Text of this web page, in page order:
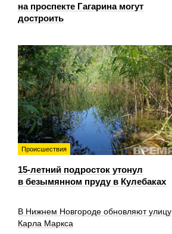
на проспекте Гагарина могут
достроить
Происшествия
15-летний подросток утонул
в безымянном пруду в Кулебаках
В Нижнем Новгороде обновляют улицу
Карла Маркса